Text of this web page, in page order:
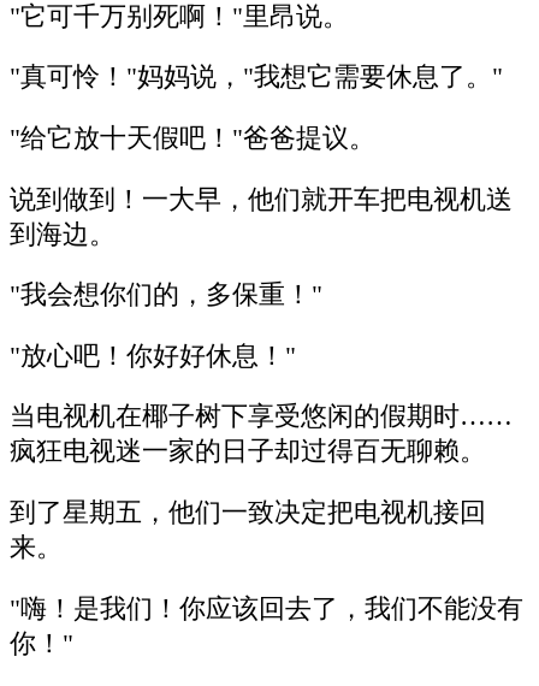
"它可千万别死啊！"里昂说。
"真可怜！"妈妈说，"我想它需要休息了。"
"给它放十天假吧！"爸爸提议。
说到做到！一大早，他们就开车把电视机送
到海边。
"我会想你们的，多保重！"
"放心吧！你好好休息！"
当电视机在椰子树下享受悠闲的假期时……
疯狂电视迷一家的日子却过得百无聊赖。
到了星期五，他们一致决定把电视机接回
来。
"嗨！是我们！你应该回去了，我们不能没有
你！"